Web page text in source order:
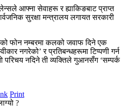
आफ्ना सेवाहरू र ह्याकिङबाट प्राप्त
सुरक्षा मन्त्रालय लगायत सरकारी
फोन नम्बरमा कलको जवाफ दिने एक
नगरेको’ र प्रतिबन्धहरूमा टिप्पणी गर्न
परिचय नदिने ती व्यक्तिले गुआनसँग ‘सम्पर्क
Print
?